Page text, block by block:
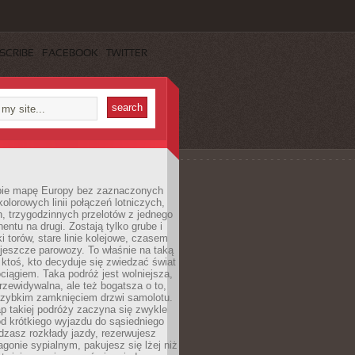
FACEBOOK TWITTER
mapę Europy bez zaznaczonych
linii połączeń lotniczych,
trzygodzinnych przelotów z jednego
na drugi. Zostają tylko grube i
torów, stare linie kolejowe, czasem
parowozy. To właśnie na taką
kto decyduje się zwiedzać świat
Taka podróż jest wolniejsza,
ale też bogatsza o to,
zamknięciem drzwi samolotu.
takiej podróży zaczyna się zwykle
krótkiego wyjazdu do sąsiedniego
rozkłady jazdy, rezerwujesz
sypialnym, pakujesz się lżej niż